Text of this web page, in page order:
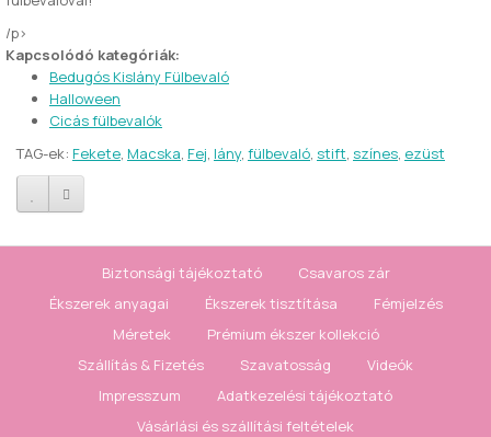
/p>
Kapcsolódó kategóriák:
Bedugós Kislány Fülbevaló
Halloween
Cicás fülbevalók
TAG-ek: Fekete, Macska, Fej, lány, fülbevaló, stift, színes, ezüst
Biztonsági tájékoztató
Csavaros zár
Ékszerek anyagai
Ékszerek tisztítása
Fémjelzés
Méretek
Prémium ékszer kollekció
Szállítás & Fizetés
Szavatosság
Videók
Impresszum
Adatkezelési tájékoztató
Vásárlási és szállítási feltételek